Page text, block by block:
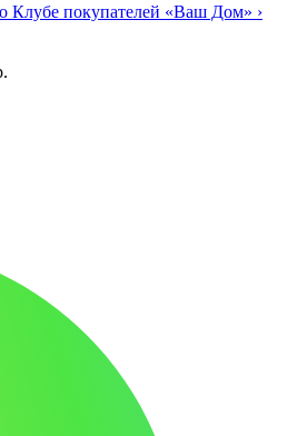
Клубе покупателей «Ваш Дом» ›